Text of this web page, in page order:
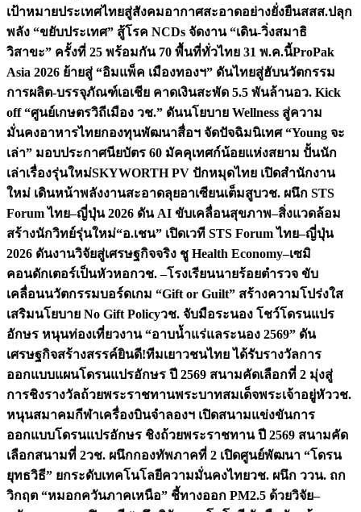
เป้าหมายประเทศไทยสู่สังคมอากาศสะอาดอย่างยั่งยืนสสส.ปลุก
พลัง “ขยับประเทศ” สู้โรค NCDs จัดงาน “เดิน-วิ่งสมาธิ
วิสาขะ” ครั้งที่ 25 พร้อมกัน 70 พื้นที่ทั่วไทย 31 พ.ค.นี้ProPak
Asia 2026 ย้ายสู่ “อิมแพ็ค เมืองทองฯ” ดันไทยสู่ฮับนวัตกรรม
การผลิต-บรรจุภัณฑ์เอเชีย คาดเงินสะพัด 5.5 พันล้านอว. Kick
off “ศูนย์เกษตรวิถีเมือง วช.” ดันนโยบาย Wellness สู่ความ
มั่นคงอาหารไทยกองทุนพัฒนาสื่อฯ จัดปัจฉิมนิเทศ “Young จะ
เล่า” มอบประกาศนียบัตร 60 มัคคุเทศก์น้อยแห่งสยาม ปั้นนัก
เล่าเรื่องรุ่นใหม่SKYWORTH PV ปักหมุดไทย เปิดสำนักงาน
ใหม่ เดินหน้าพลังงานสะอาดลุยอาเซียนเต็มสูบวช. ผนึก STS
Forum ไทย–ญี่ปุ่น 2026 ดัน AI ขับเคลื่อนสุขภาพ–สิ่งแวดล้อม
สร้างนักวิทย์รุ่นใหม่“อ.เชน” เปิดเวที STS Forum ไทย–ญี่ปุ่น
2026 ดันงานวิจัยสู่เศรษฐกิจจริง ชู Health Economy–เซมิ
คอนดักเตอร์เป็นหัวหอกวช. –โรงเรียนนายร้อยตำรวจ ขับ
เคลื่อนนวัตกรรมบอร์ดเกม “Gift or Guilt” สร้างความโปร่งใส
เสริมนโยบาย No Gift Policyวช. จับมือระนอง โชว์โดรนแปร
อักษร หนุนท่องเที่ยวงาน “อาบน้ำแร่แลระนอง 2569” ดัน
เศรษฐกิจสร้างสรรค์ยินดี!ทีมเยาวชนไทย ได้รับรางวัลการ
ออกแบบแผนโดรนแปรอักษร ปี 2569 สนามคัดเลือกที่ 2 มุ่งสู่
การชิงรางวัลถ้วยพระราชทานพระบาทสมเด็จพระเจ้าอยู่หัววช.
หนุนสมาคมกีฬาเครื่องบินจำลองฯ เปิดสนามแข่งขันการ
ออกแบบโดรนแปรอักษร ชิงถ้วยพระราชทาน ปี 2569 สนามคัด
เลือกสนามที่ 2วช. ผนึกกองทัพภาคที่ 2 เปิดศูนย์พัฒนา “โดรน
ยุทธวิธี” ยกระดับเทคโนโลยีความมั่นคงไทยวช. ผนึก ววน. ถก
วิกฤต “หมอกควันภาคเหนือ” ชี้ทางออก PM2.5 ด้วยวิจัย–